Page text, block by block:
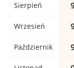
Sierpień
Wrzesień
Październik